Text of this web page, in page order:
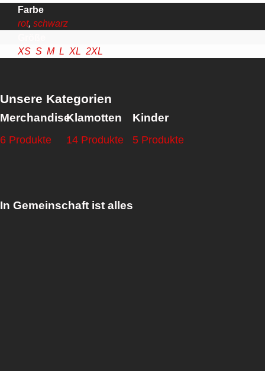
Farbe
rot, schwarz
XS S M L XL 2XL
Unsere Kategorien
Merchandise
6 Produkte
Klamotten
14 Produkte
Kinder
5 Produkte
In Gemeinschaft ist alles